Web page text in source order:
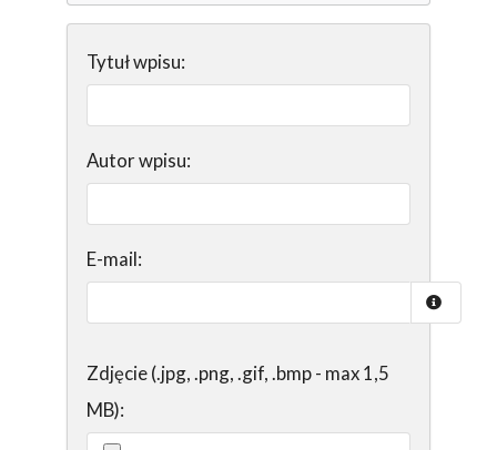
Tytuł wpisu:
Autor wpisu:
E-mail:
Zdjęcie (.jpg, .png, .gif, .bmp - max 1,5
MB):